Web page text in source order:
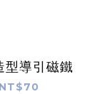
型導引磁鐵
NT$70